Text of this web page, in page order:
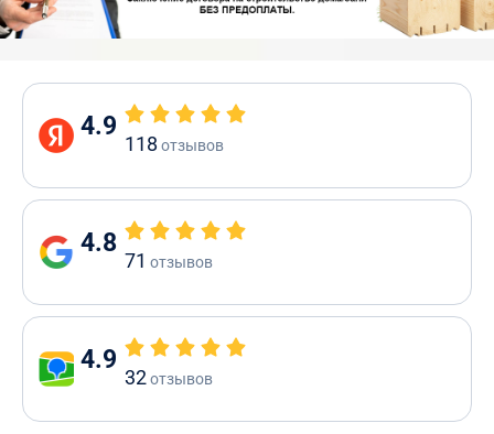
4.9
118 отзывов
4.8
71 отзывов
4.9
32отзывов